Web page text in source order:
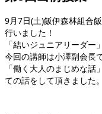
9月7日(土)飯伊森林組合
行いました！
「結いジュニアリーダー
今回の講師は小澤副会長
「働く大人のまじめな
ての話をして頂きました。